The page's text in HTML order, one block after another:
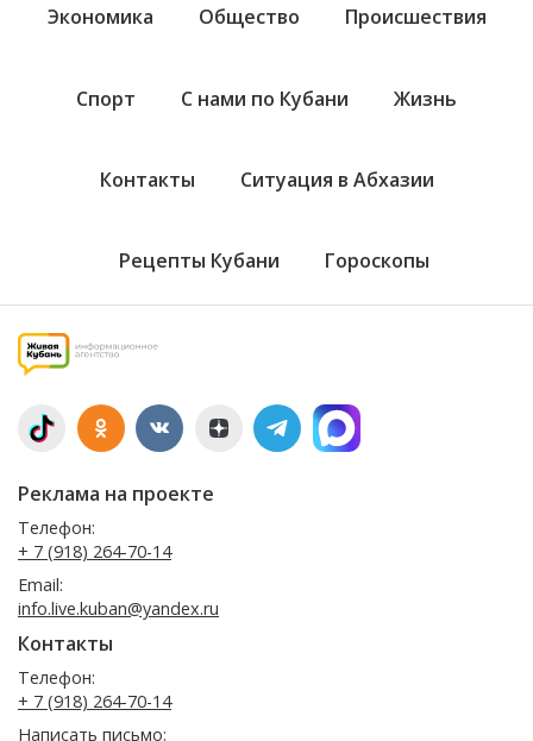
Экономика Общество Происшествия
Спорт С нами по Кубани Жизнь
Контакты Ситуация в Абхазии
Рецепты Кубани Гороскопы
Реклама на проекте
Телефон:
+ 7 (918) 264-70-14
Email:
info.live.kuban@yandex.ru
Контакты
Телефон:
+ 7 (918) 264-70-14
Написать письмо: